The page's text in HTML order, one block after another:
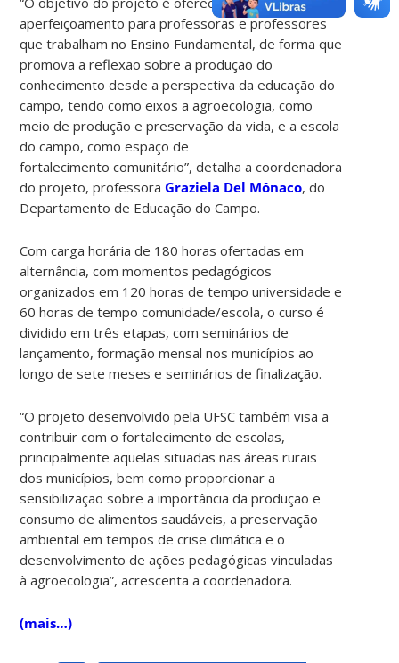
aperfeiçoamento para professoras e professores
que trabalham no Ensino Fundamental, de forma que
promova a reflexão sobre a produção do
conhecimento desde a perspectiva da educação do
campo, tendo como eixos a agroecologia, como
meio de produção e preservação da vida, e a escola
do campo, como espaço de
fortalecimentocomunitário”, detalha a coordenadora
do projeto, professoraGraziela Del Mônaco, do
Departamento de Educação do Campo.
Com carga horária de 180 horas ofertadas em
alternância, com momentos pedagógicos
organizados em 120 horas de tempo universidade e
60 horas de tempo comunidade/escola, o curso é
dividido em três etapas, com seminários de
lançamento, formação mensal nos municípios ao
longo de sete meses e seminários de finalização.
“O projeto desenvolvido pela UFSC também visa a
contribuir com o fortalecimento de escolas,
principalmente aquelas situadas nas áreas rurais
dos municípios, bem como proporcionar a
sensibilização sobre a importância da produção e
consumo de alimentos saudáveis, a preservação
ambiental em tempos de crise climática e o
desenvolvimento de ações pedagógicas vinculadas
à agroecologia”, acrescenta a coordenadora.
(mais…)